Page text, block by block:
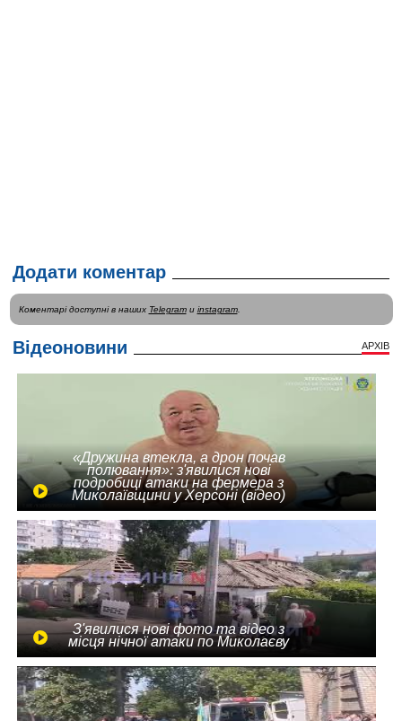
Додати коментар
Коментарі доступні в наших Telegramи instagram.
Відеоновини АРХІВ
«Дружина втекла, а дрон почав
полювання»: з'явилися нові
подробиці атаки на фермера з
Миколаївщини у Херсоні (відео)
З'явилися нові фото та відео з
місця нічної атаки по Миколаєву